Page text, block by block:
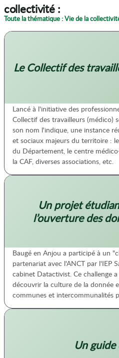
collectivité :
Toute la thématique : Vie de la
Le Collectif des
Lancé à l'initiative des
Collectif des travailleurs (médico)
son nom l'indique, une instance
et sociaux majeurs du territoire :
du Département, le centre
la CAF, diverses associations, etc.
Un projet
l’ouverture des
Baugé en Anjou a participé à un
partenariat avec l'ANCT par l'IEP
cabinet Datactivist. Ce challenge
découvrir la culture de la donnée
communes et intercommunalités
Un guide